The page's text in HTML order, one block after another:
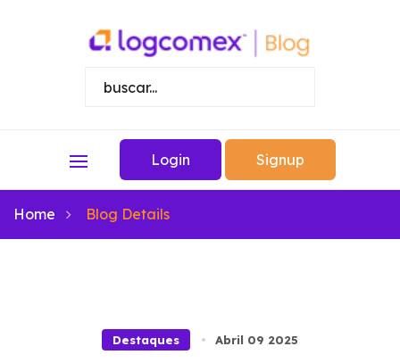
Login Signup
Home Blog Details
Destaques Abril 09 2025